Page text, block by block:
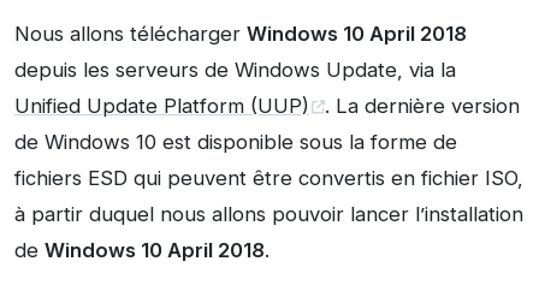
Nous allons télécharger Windows 10 April 2018
depuis les serveurs de Windows Update, via la
Unified Update Platform (UUP)
. La dernière version
de Windows 10 est disponible sous la forme de
fichiers ESD qui peuvent être convertis en fichier ISO,
à partir duquel nous allons pouvoir lancer l’installation
de Windows 10 April 2018.